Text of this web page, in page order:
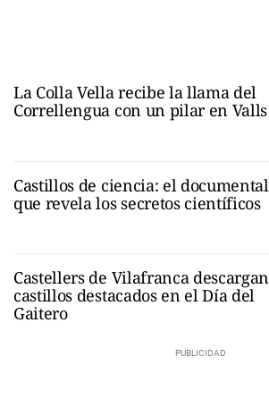
La Colla Vella recibe la llama del
Correllengua con un pilar en Valls
Castillos de ciencia: el documental
que revela los secretos científicos
Castellers de Vilafranca descargan
castillos destacados en el Día del
Gaitero